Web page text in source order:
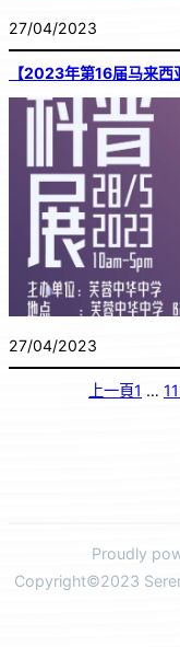
27/04/2023
【2023年第16届马来西
27/04/2023
上一頁1 …
Proudly
Copyright©2023